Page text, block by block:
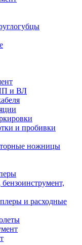
и ВЛ
и пробивки
ножницы
и расходные